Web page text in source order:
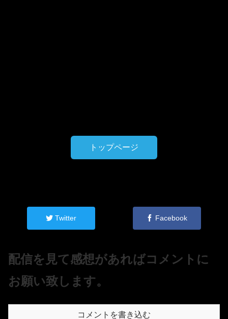
トップページ
Twitter Facebook
配信を見て感想があればコメントに
お願い致します。
コメントを書き込む